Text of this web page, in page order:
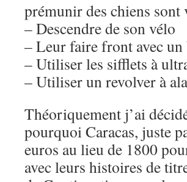
prémunir des chiens sont
– Descendre de son vélo
– Leur faire front avec un
– Utiliser les sifflets à
– Utiliser un revolver à
Théoriquement j’ai
pourquoi Caracas, juste
euros au lieu de 1800
avec leurs histoires de